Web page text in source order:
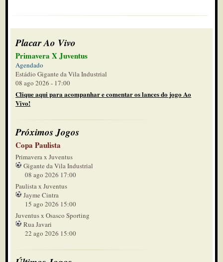
2º tempo
Mais 7 minutos
41'
2º tempo
Chegada deles em contra ataque.
Fora, para nosso alívio
40'
2º tempo
Bola na área, confusão, goleiro deles
desse segundo tempo fraco
volta após o intervalo durou bem
pouco
37'
2º tempo
Cruzamento de Pedrinho, Magrão
finaliza bonito, mas pra fora
35'
2º tempo
Sai Marcelinho, entra Pedrinho
32'
Marzagão pegou rebote da falta e
mandou direto pra fora
31'
E Rafael Costa sofreu falta em
seguida
Placar Ao Vivo
Primavera X Juventus
Agendado
Estádio Gigante da Vila Industrial
08 ago 2026 - 17:00
Clique aqui para acompanhar e comentar os lances do jogo Ao
Vivo!
Próximos Jogos
Copa Paulista
Primavera x Juventus
Gigante da Vila Industrial
08 ago 2026 17:00
Paulista x Juventus
Jayme Cintra
15 ago 2026 15:00
Juventus x Osasco Sporting
Rua Javari
22 ago 2026 15:00